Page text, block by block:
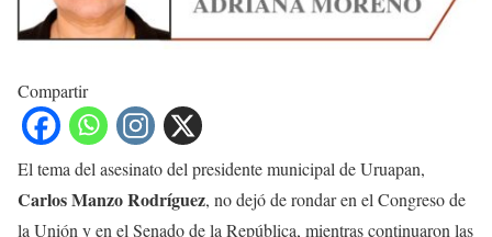
Compartir
El tema del asesinato del presidente municipal de Uruapan,
Carlos Manzo Rodríguez, no dejó de rondar en el Congreso de
la Unión y en el Senado de la República, mientras continuaron las